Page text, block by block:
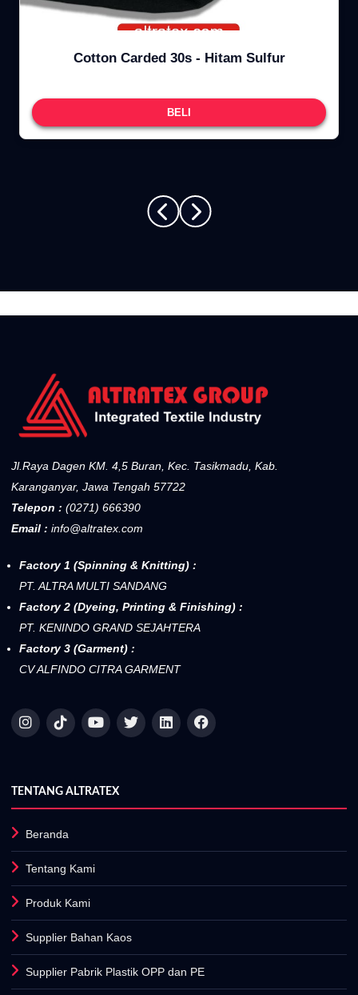
Cotton Carded 30s - Hitam Sulfur
BELI
Jl.Raya Dagen KM. 4,5 Buran, Kec. Tasikmadu, Kab.
Karanganyar, Jawa Tengah 57722
Telepon : (0271) 666390
Email : info@altratex.com
Factory 1 (Spinning & Knitting) :
PT. ALTRA MULTI SANDANG
Factory 2 (Dyeing, Printing & Finishing) :
PT. KENINDO GRAND SEJAHTERA
Factory 3 (Garment) :
CV ALFINDO CITRA GARMENT
TENTANG ALTRATEX
Beranda
Tentang Kami
Produk Kami
Supplier Bahan Kaos
Supplier Pabrik Plastik OPP dan PE